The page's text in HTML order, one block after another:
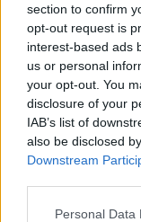
section to confirm
opt-out request is
interest-based ads
us or personal
your opt-out. You
disclosure of your
IAB’s list of
also be disclosed
Downstream
Please note that
Personal Data